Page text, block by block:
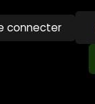
connecter